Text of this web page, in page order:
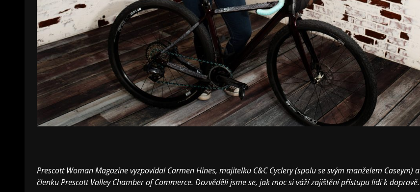
Prescott Woman Magazine vyzpovídal Carmen Hines, majitelku C&C Cyclery (spolu se svým manželem Caseym) a
členku Prescott Valley Chamber of Commerce. Dozvěděli jsme se, jak moc si váží zajištění přístupu lidí k dopravě.